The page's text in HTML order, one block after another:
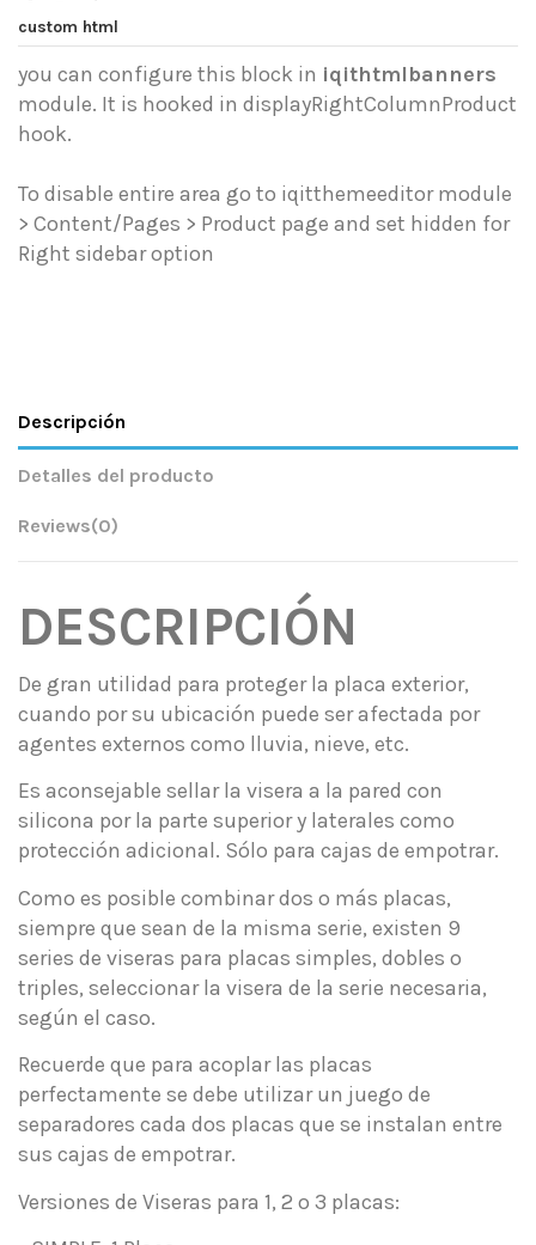
custom html
you can configure this block in iqithtmlbanners
module. It is hooked in displayRightColumnProduct
hook.
To disable entire area go to iqitthemeeditor module
> Content/Pages > Product page and set hidden for
Right sidebar option
Descripción
Detalles del producto
Reviews(0)
DESCRIPCIÓN
De gran utilidad para proteger la placa exterior,
cuando por su ubicación puede ser afectada por
agentes externos como lluvia, nieve, etc.
Es aconsejable sellar la visera a la pared con
silicona por la parte superior y laterales como
protección adicional. Sólo para cajas de empotrar.
Como es posible combinar dos o más placas,
siempre que sean de la misma serie, existen 9
series de viseras para placas simples, dobles o
triples, seleccionar la visera de la serie necesaria,
según el caso.
Recuerde que para acoplar las placas
perfectamente se debe utilizar un juego de
separadores cada dos placas que se instalan entre
sus cajas de empotrar.
Versiones de Viseras para 1, 2 o 3 placas: